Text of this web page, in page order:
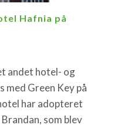
Hafnia på
andet hotel- og
med Green Key på
har adopteret
som blev